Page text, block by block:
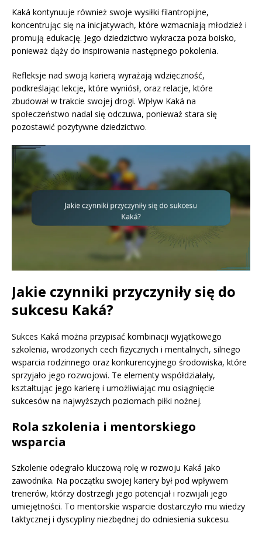
Kaká kontynuuje również swoje wysiłki filantropijne,
koncentrując się na inicjatywach, które wzmacniają młodzież i
promują edukację. Jego dziedzictwo wykracza poza boisko,
ponieważ dąży do inspirowania następnego pokolenia.
Refleksje nad swoją karierą wyrażają wdzięczność,
podkreślając lekcje, które wyniósł, oraz relacje, które
zbudował w trakcie swojej drogi. Wpływ Kaká na
społeczeństwo nadal się odczuwa, ponieważ stara się
pozostawić pozytywne dziedzictwo.
Jakie czynniki przyczyniły się do
sukcesu Kaká?
Sukces Kaká można przypisać kombinacji wyjątkowego
szkolenia, wrodzonych cech fizycznych i mentalnych, silnego
wsparcia rodzinnego oraz konkurencyjnego środowiska, które
sprzyjało jego rozwojowi. Te elementy współdziałały,
kształtując jego karierę i umożliwiając mu osiągnięcie
sukcesów na najwyższych poziomach piłki nożnej.
Rola szkolenia i mentorskiego
wsparcia
Szkolenie odegrało kluczową rolę w rozwoju Kaká jako
zawodnika. Na początku swojej kariery był pod wpływem
trenerów, którzy dostrzegli jego potencjał i rozwijali jego
umiejętności. To mentorskie wsparcie dostarczyło mu wiedzy
taktycznej i dyscypliny niezbędnej do odniesienia sukcesu.